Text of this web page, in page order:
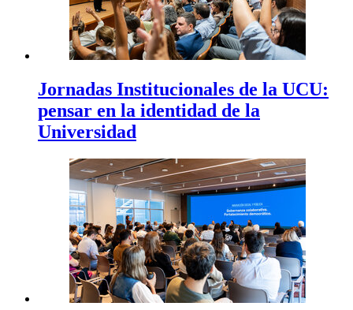
Jornadas Institucionales de la UCU:
pensar en la identidad de la
Universidad